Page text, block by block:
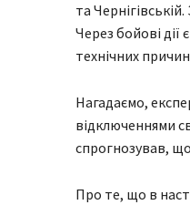
та
Через бойові дії
технічних
Нагадаємо,
відключеннями
спрогнозував,
Про те, що в